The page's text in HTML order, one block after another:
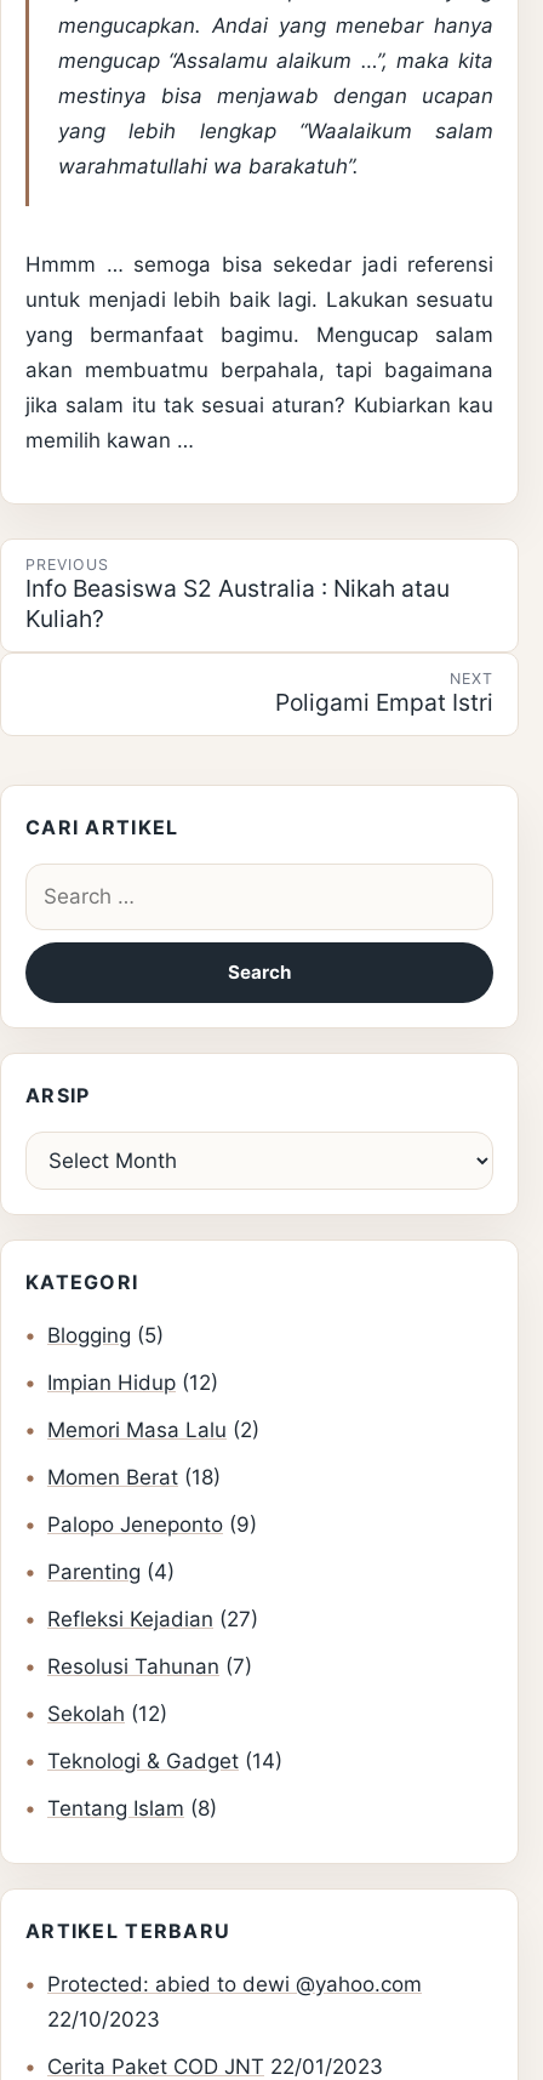
mengucapkan. Andai yang menebar hanya
mengucap “Assalamu alaikum …”, maka kita
mestinya bisa menjawab dengan ucapan
yang lebih lengkap “Waalaikum salam
warahmatullahi wa barakatuh”.
Hmmm … semoga bisa sekedar jadi referensi
untuk menjadi lebih baik lagi. Lakukan sesuatu
yang bermanfaat bagimu. Mengucap salam
akan membuatmu berpahala, tapi bagaimana
jika salam itu tak sesuai aturan? Kubiarkan kau
memilih kawan …
Post navigation
PREVIOUS
Info Beasiswa S2 Australia : Nikah atau
Kuliah?
NEXT
Poligami Empat Istri
CARI ARTIKEL
Search for:
ARSIP
Arsip
KATEGORI
Blogging (5)
Impian Hidup (12)
Memori Masa Lalu (2)
Momen Berat (18)
Palopo Jeneponto (9)
Parenting (4)
Refleksi Kejadian (27)
Resolusi Tahunan (7)
Sekolah (12)
Teknologi & Gadget (14)
Tentang Islam (8)
ARTIKEL TERBARU
Protected: abied to dewi @yahoo.com
22/10/2023
Cerita Paket COD JNT 22/01/2023